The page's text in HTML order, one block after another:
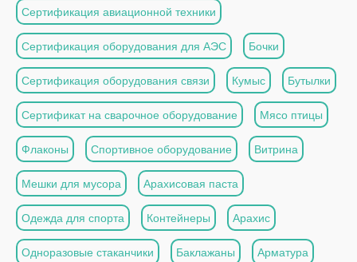
Сертификация авиационной техники
Сертификация оборудования для АЭС Бочки
Сертификация оборудования связи Кумыс Бутылки
Сертификат на сварочное оборудование Мясо птицы
Флаконы Спортивное оборудование Витрина
Мешки для мусора Арахисовая паста
Одежда для спорта Контейнеры Арахис
Одноразовые стаканчики Баклажаны Арматура